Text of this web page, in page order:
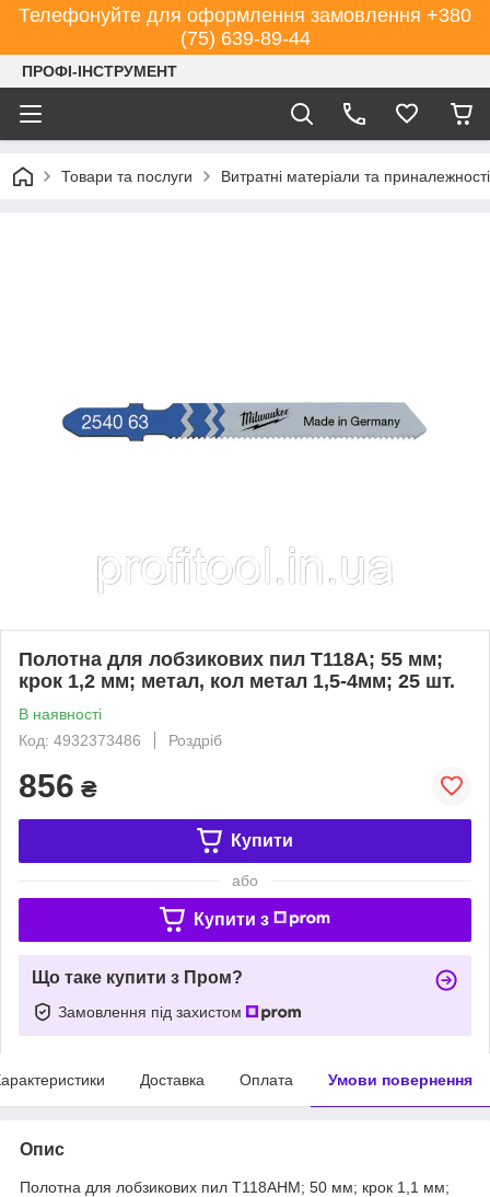
Телефонуйте для оформлення замовлення +380
(75) 639-89-44
ПРОФІ-ІНСТРУМЕНТ
Товари та послуги Витратні матеріали та
Полотна для лобзикових пил T118A; 55 мм;
крок 1,2 мм; метал, кол метал 1,5-4мм; 25 шт.
В наявності
Код: 4932373486
Роздріб
856 ₴
Купити
або
Купити з
Що таке купити з Пром?
Замовлення під захистом
Доставка Оплата Умови повернення
Опис
Полотна для лобзикових пил T118AHM; 50 мм; крок 1,1 мм;